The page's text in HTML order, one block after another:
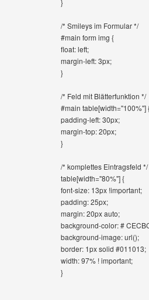
}
/* Smileys im Formular */
#main form img {
float: left;
margin-left: 3px;
}
/* Feld mit Blätterfunktion */
#main table[width="100%"]
padding-left: 30px;
margin-top: 20px;
}
/* komplettes Eintragsfeld */
table[width="80%"] {
font-size: 13px !important;
padding: 25px;
margin: 20px auto;
background-color: #
background-image: url();
border: 1px solid #011013;
width: 97% ! important;
}